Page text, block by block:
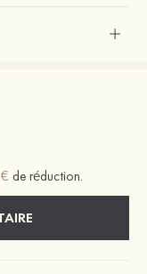
de réduction.